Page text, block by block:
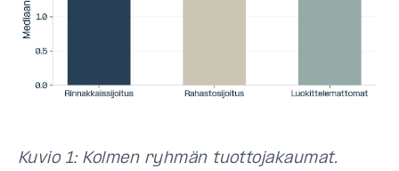
Kuvio 1: Kolmen ryhmän tuottojakaumat.